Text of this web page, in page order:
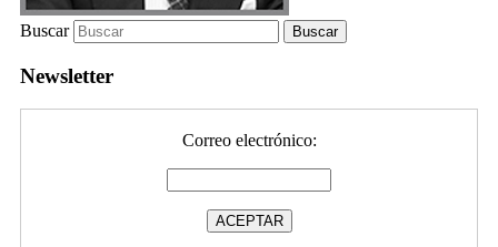
Buscar
Newsletter
Correo electrónico: